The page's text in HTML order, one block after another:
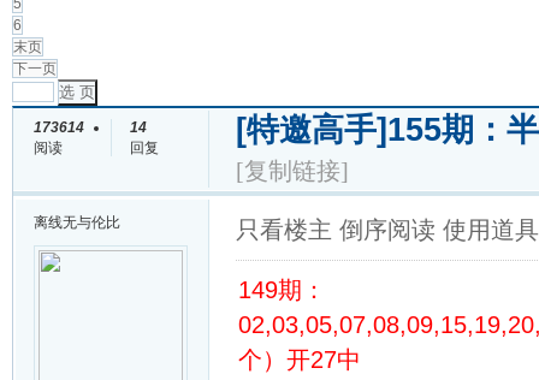
5
6
末页
下一页
选 页
173614
阅读
14
回复
[特邀高手] 155期：
[复制链接]
离线无与伦比 只看楼主 倒序阅读 使用道具
149期：
个）开27中